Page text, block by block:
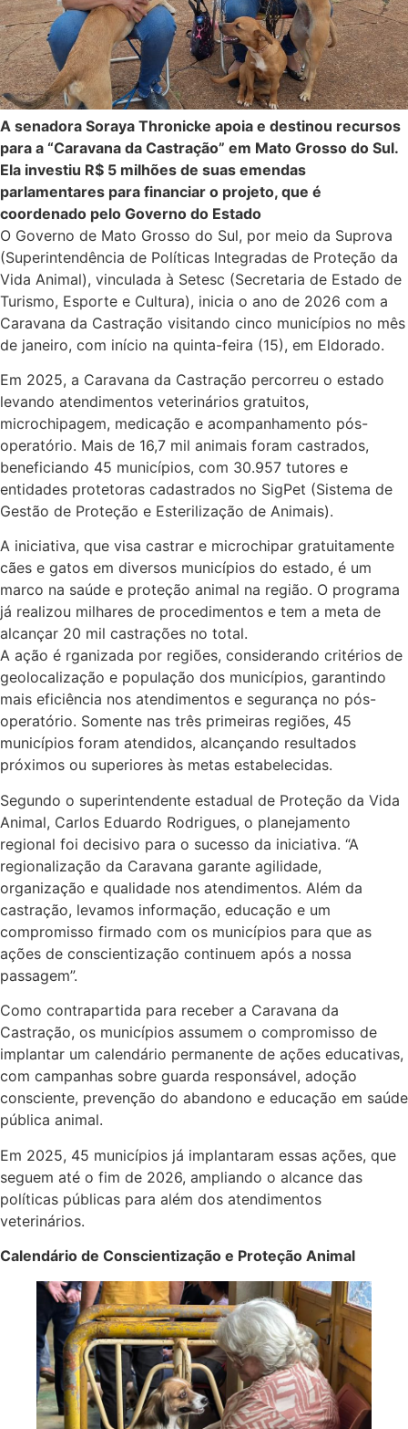
A senadora Soraya Thronicke apoia e destinou recursos
para a “Caravana da Castração” em Mato Grosso do Sul.
Ela investiu R$ 5 milhões de suas emendas
parlamentares para financiar o projeto, que é
coordenado pelo Governo do Estado
O Governo de Mato Grosso do Sul, por meio da Suprova
(Superintendência de Políticas Integradas de Proteção da
Vida Animal), vinculada à Setesc (Secretaria de Estado de
Turismo, Esporte e Cultura), inicia o ano de 2026 com a
Caravana da Castração visitando cinco municípios no mês
de janeiro, com início na quinta-feira (15), em Eldorado.
Em 2025, a Caravana da Castração percorreu o estado
levando atendimentos veterinários gratuitos,
microchipagem, medicação e acompanhamento pós-
operatório. Mais de 16,7 mil animais foram castrados,
beneficiando 45 municípios, com 30.957 tutores e
entidades protetoras cadastrados no SigPet (Sistema de
Gestão de Proteção e Esterilização de Animais).
A iniciativa, que visa castrar e microchipar gratuitamente
cães e gatos em diversos municípios do estado, é um
marco na saúde e proteção animal na região. O programa
já realizou milhares de procedimentos e tem a meta de
alcançar 20 mil castrações no total.
A ação é rganizada por regiões, considerando critérios de
geolocalização e população dos municípios, garantindo
mais eficiência nos atendimentos e segurança no pós-
operatório. Somente nas três primeiras regiões, 45
municípios foram atendidos, alcançando resultados
próximos ou superiores às metas estabelecidas.
Segundo o superintendente estadual de Proteção da Vida
Animal, Carlos Eduardo Rodrigues, o planejamento
regional foi decisivo para o sucesso da iniciativa. “A
regionalização da Caravana garante agilidade,
organização e qualidade nos atendimentos. Além da
castração, levamos informação, educação e um
compromisso firmado com os municípios para que as
ações de conscientização continuem após a nossa
passagem”.
Como contrapartida para receber a Caravana da
Castração, os municípios assumem o compromisso de
implantar um calendário permanente de ações educativas,
com campanhas sobre guarda responsável, adoção
consciente, prevenção do abandono e educação em saúde
pública animal.
Em 2025, 45 municípios já implantaram essas ações, que
seguem até o fim de 2026, ampliando o alcance das
políticas públicas para além dos atendimentos
veterinários.
Calendário de Conscientização e Proteção Animal